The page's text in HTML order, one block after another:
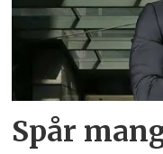
Spår